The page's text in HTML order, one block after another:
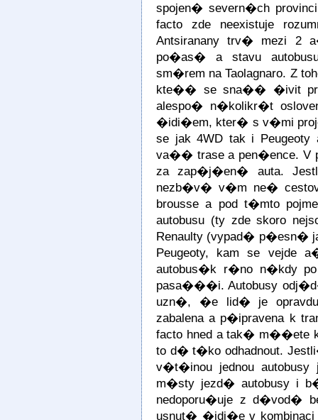
spojen� severn�ch
facto zde neexistuje
Antsiranany trv� mezi
po�as� a stavu
sm�rem na Taolagnaro. Z
kte�� se sna�� �ivit
alespo� n�kolikr�t
�idi�em, kter� s v�mi
se jak 4WD tak i
va�� trase a pen�ence. V
za zap�j�en� auta.
nezb�v� v�m ne�
brousse a pod t�mto
autobusu (ty zde skoro
Renaulty (vypad� p�esn�
Peugeoty, kam se
autobus�k r�no n�kdy
pasa���i. Autobusy
uzn�, �e lid� je
zabalena a p�ipravena k
facto hned a tak� m��ete
to d� t�ko odhadnout.
v�t�inou jednou
m�sty jezd� autobusy i
nedoporu�uje z d�vod�
usnut� �idi�e v